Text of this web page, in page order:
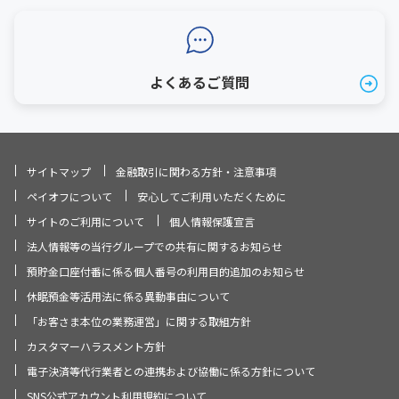
よくあるご質問
サイトマップ
金融取引に関わる方針・注意事項
ペイオフについて
安心してご利用いただくために
サイトのご利用について
個人情報保護宣言
法人情報等の当行グループでの共有に関するお知らせ
預貯金口座付番に係る個人番号の利用目的追加のお知らせ
休眠預金等活用法に係る異動事由について
「お客さま本位の業務運営」に関する取組方針
カスタマーハラスメント方針
電子決済等代行業者との連携および協働に係る方針について
SNS公式アカウント利用規約について